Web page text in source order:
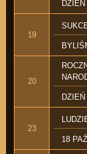
19
20
23
18